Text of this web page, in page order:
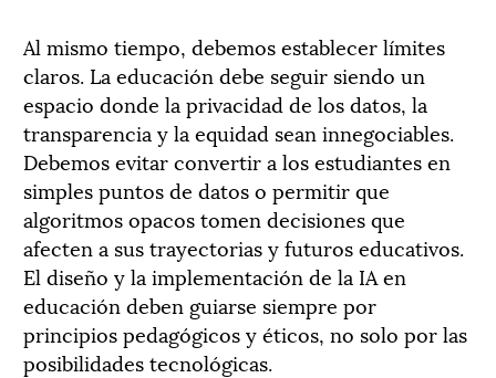
Al mismo tiempo, debemos establecer límites
claros. La educación debe seguir siendo un
espacio donde la privacidad de los datos, la
transparencia y la equidad sean innegociables.
Debemos evitar convertir a los estudiantes en
simples puntos de datos o permitir que
algoritmos opacos tomen decisiones que
afecten a sus trayectorias y futuros educativos.
El diseño y la implementación de la IA en
educación deben guiarse siempre por
principios pedagógicos y éticos, no solo por las
posibilidades tecnológicas.